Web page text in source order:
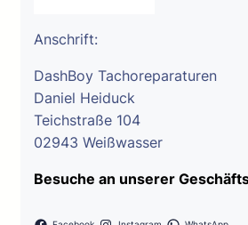
Anschrift:
DashBoy Tachoreparaturen
Daniel Heiduck
Teichstraße 104
02943 Weißwasser
Besuche an unserer